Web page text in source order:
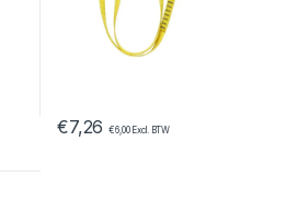
€7,26 €6,00Excl. BTW